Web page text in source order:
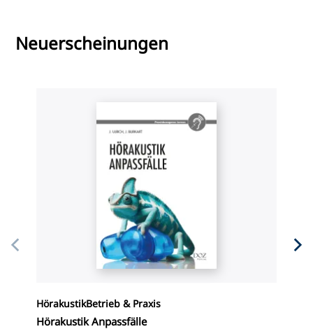
Neuerscheinungen
HörakustikBetrieb & Praxis
Hörakustik Anpassfälle